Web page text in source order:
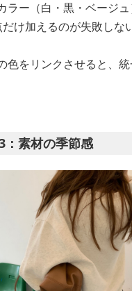
ラー（白・黒・ベージュ
け加えるのが失敗しな
色をリンクさせると、
：素材の季節感